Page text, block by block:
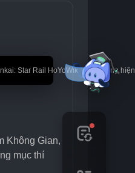
Star Rail HoYoWiki! * Nội dung
Không Gian,
mục thí